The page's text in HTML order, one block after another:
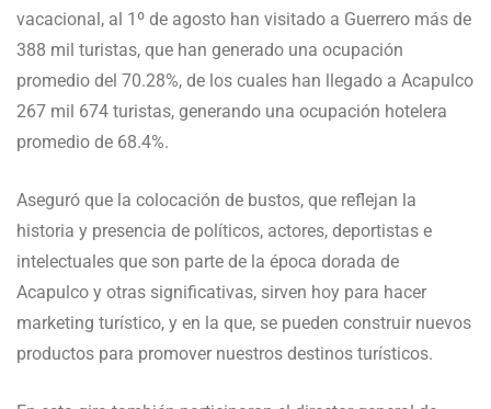
vacacional, al 1º de agosto han visitado a Guerrero más de
388 mil turistas, que han generado una ocupación
promedio del 70.28%, de los cuales han llegado a Acapulco
267 mil 674 turistas, generando una ocupación hotelera
promedio de 68.4%.
Aseguró que la colocación de bustos, que reflejan la
historia y presencia de políticos, actores, deportistas e
intelectuales que son parte de la época dorada de
Acapulco y otras significativas, sirven hoy para hacer
marketing turístico, y en la que, se pueden construir nuevos
productos para promover nuestros destinos turísticos.